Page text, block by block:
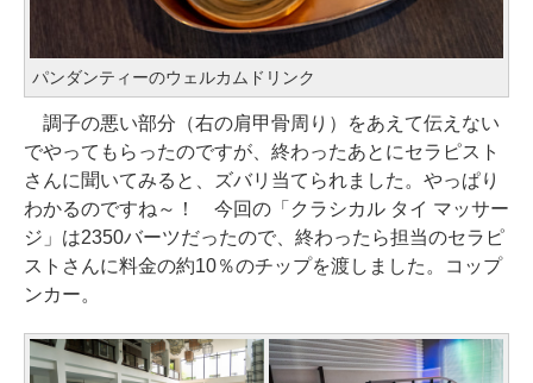
パンダンティーのウェルカムドリンク
調子の悪い部分（右の肩甲骨周り）をあえて伝えない
でやってもらったのですが、終わったあとにセラピスト
さんに聞いてみると、ズバリ当てられました。やっぱり
わかるのですね～！ 今回の「クラシカル タイ マッサー
ジ」は2350バーツだったので、終わったら担当のセラピ
ストさんに料金の約10％のチップを渡しました。コップ
ンカー。